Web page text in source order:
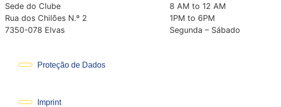
Sede do Clube
Rua dos Chilões N.º 2
7350-078 Elvas
Proteção de Dados
Imprint
8 AM to 12 AM
1PM to 6PM
Segunda – Sábado